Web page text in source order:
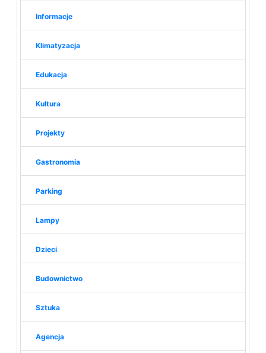
Informacje
Klimatyzacja
Edukacja
Kultura
Projekty
Gastronomia
Parking
Lampy
Dzieci
Budownictwo
Sztuka
Agencja